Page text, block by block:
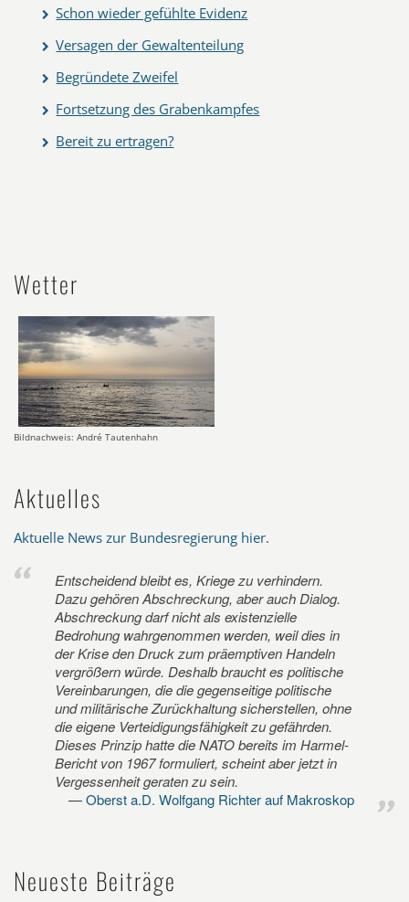
Schon wieder gefühlte Evidenz
Versagen der Gewaltenteilung
Begründete Zweifel
Fortsetzung des Grabenkampfes
Bereit zu ertragen?
Wetter
Bildnachweis: André Tautenhahn
Aktuelles
Aktuelle News zur Bundesregierung hier.
Entscheidend bleibt es, Kriege zu verhindern.
Dazu gehören Abschreckung, aber auch Dialog.
Abschreckung darf nicht als existenzielle
Bedrohung wahrgenommen werden, weil dies in
der Krise den Druck zum präemptiven Handeln
vergrößern würde. Deshalb braucht es politische
Vereinbarungen, die die gegenseitige politische
und militärische Zurückhaltung sicherstellen, ohne
die eigene Verteidigungsfähigkeit zu gefährden.
Dieses Prinzip hatte die NATO bereits im Harmel-
Bericht von 1967 formuliert, scheint aber jetzt in
Vergessenheit geraten zu sein.
Oberst a.D. Wolfgang Richter auf Makroskop
Neueste Beiträge